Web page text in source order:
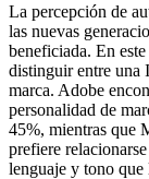
La percepción de
las nuevas
beneficiada. En
distinguir entre una
marca. Adobe
personalidad de
45%, mientras que
prefiere
lenguaje y tono que